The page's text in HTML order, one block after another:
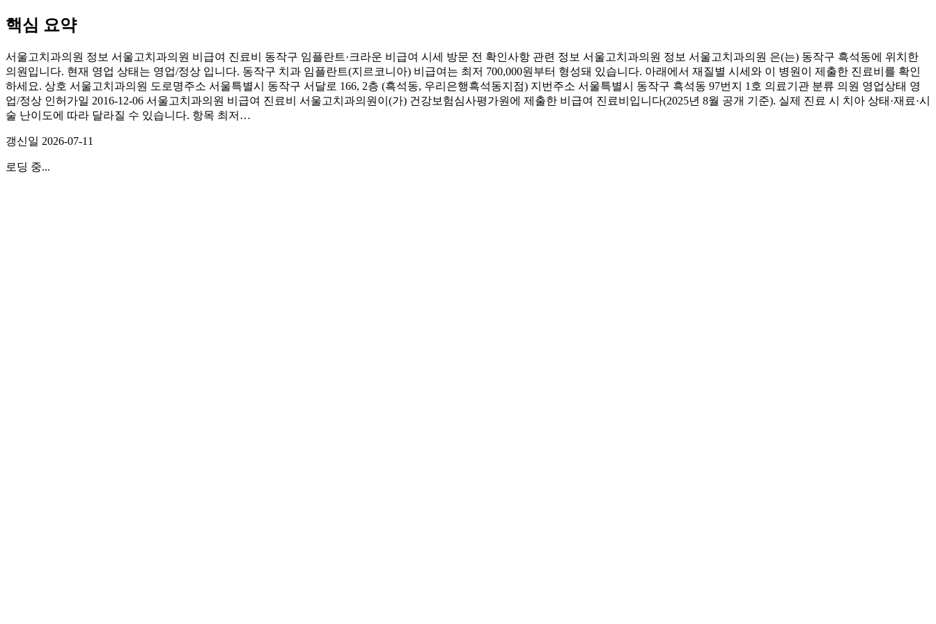
핵심 요약
서울고치과의원 정보 서울고치과의원 비급여 진료비 동작구 임플란트·크라운 비급여 시세 방문 전 확인사항 관련 정보 서울고치과의원 정보 서울고치과의원 은(는) 동작구 흑석동에 위치한
의원입니다. 현재 영업 상태는 영업/정상 입니다. 동작구 치과 임플란트(지르코니아) 비급여는 최저 700,000원부터 형성돼 있습니다. 아래에서 재질별 시세와 이 병원이 제출한 진료비를 확인
하세요. 상호 서울고치과의원 도로명주소 서울특별시 동작구 서달로 166, 2층 (흑석동, 우리은행흑석동지점) 지번주소 서울특별시 동작구 흑석동 97번지 1호 의료기관 분류 의원 영업상태 영
업/정상 인허가일 2016-12-06 서울고치과의원 비급여 진료비 서울고치과의원이(가) 건강보험심사평가원에 제출한 비급여 진료비입니다(2025년 8월 공개 기준). 실제 진료 시 치아 상태·재료·시
술 난이도에 따라 달라질 수 있습니다. 항목 최저…
갱신일 2026-07-11
로딩 중...